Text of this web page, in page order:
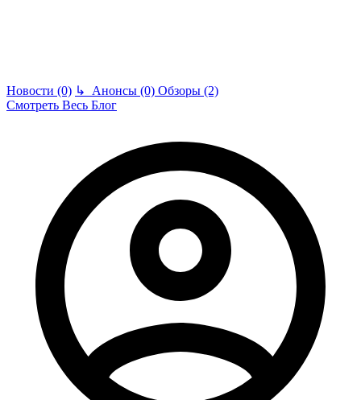
Новости (0) ↳ Анонсы (0) Обзоры (2)
Смотреть Весь Блог